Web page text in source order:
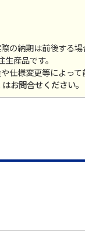
の納期は前後する場
産品です。
仕様変更等によって
お問合せください。